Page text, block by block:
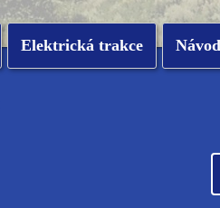
Elektrická trakce